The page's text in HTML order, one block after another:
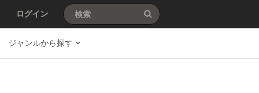
ログイン
ジャンルから探す